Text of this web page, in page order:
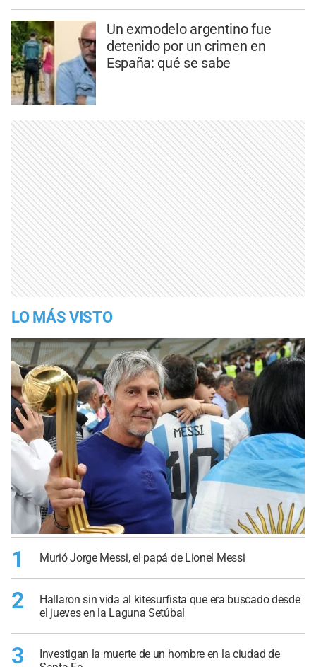
Un exmodelo argentino fue
detenido por un crimen en
España: qué se sabe
LO MÁS VISTO
1 Murió Jorge Messi, el papá de Lionel Messi
2
Hallaron sin vida al kitesurfista que era buscado desde
el jueves en la Laguna Setúbal
3
Investigan la muerte de un hombre en la ciudad de